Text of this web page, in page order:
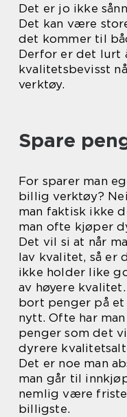
Det er jo ikke
Det kan være
det kommer til
Derfor er det lurt
kvalitetsbevisst
verktøy.
Spare
For sparer man
billig verktøy?
man faktisk ikke
man ofte kjøper
Det vil si at når
lav kvalitet, så er
ikke holder like
av høyere
bort penger på
nytt. Ofte har
penger som det
dyrere
Det er noe man
man går til
nemlig være
billigste.